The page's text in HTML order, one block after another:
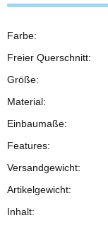
Produkteigenschaft
Wert
Farbe:
Freier Querschnitt:
Größe:
Material:
Einbaumaße:
Features:
Versandgewicht:
Artikelgewicht:
Inhalt: